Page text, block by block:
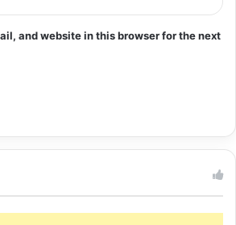
and website in this browser for the next